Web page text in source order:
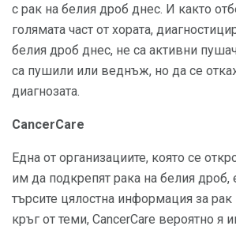
с рак на белия дроб днес. И както
голямата част от хората,
белия дроб днес, не са активни
са пушили или веднъж, но да се
диагнозата.
CancerCare
Една от организациите, която се
им да подкрепят рака на белия дроб,
търсите цялостна информация за
кръг от теми, CancerCare вероятно я